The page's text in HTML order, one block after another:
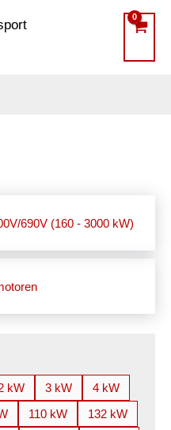
690V (160 - 3000 kW)
kW 3 kW
4 kW
110 kW
132 kW